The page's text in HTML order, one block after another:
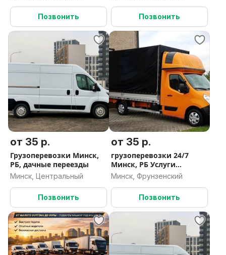
Позвонить Позвонить
от 35 р.
Грузоперевозки Минск,
РБ, дачные переезды
Минск, Центральный
Позвонить
от 35 р.
грузоперевозки 24/7
Минск, РБ Услуги
грузчиков
Минск, Фрунзенский
Позвонить